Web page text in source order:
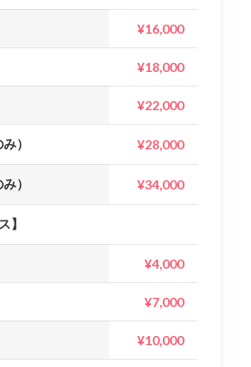
¥12,000
¥16,000
¥18,000
¥22,000
み） ¥28,000
み） ¥34,000
】
¥4,000
¥7,000
¥10,000